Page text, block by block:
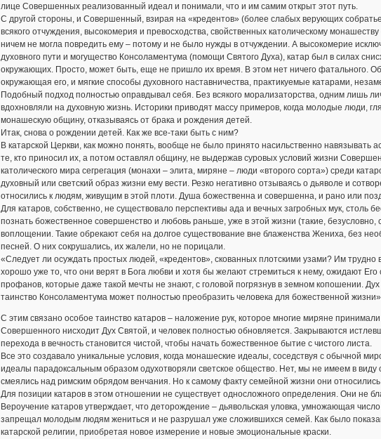
лице Совершенных реализованный идеал и понимали, что и им самим открыт этот путь.
С другой стороны, и Совершенный, взирая на «кредентов» (более слабых верующих
всякого отчуждения, высокомерия и превосходства, свойственных католическому
ничем не могла повредить ему – потому и не было нужды в отчуждении. А высокомерие
духовного пути и могущество Консоламентума (помощи Святого Духа), катар был в силах
окружающих. Просто, может быть, еще не пришло их время. В этом нет ничего фатального.
окружающая его, и мягкие способы духовного наставничества, практикуемые катарами,
Подобный подход полностью оправдывал себя. Без всякого морализаторства, одним
вдохновляли на духовную жизнь. Историки приводят массу примеров, когда молодые люди,
монашескую общину, отказываясь от брака и рождения детей.
Итак, снова о рождении детей. Как же все-таки быть с ним?
В катарской Церкви, как можно понять, вообще не было принято насильственно навязывать
те, кто приносил их, а потом оставлял общину, не выдержав суровых условий жизни
католического мира сегрегация (монахи – элита, миряне – люди «второго сорта») среди
духовный или светский образ жизни ему вести. Резко негативно отзываясь о дьяволе и
относились к людям, живущим в этой плоти. Душа божественна и совершенна, и рано или
Для катаров, собственно, не существовало перспективы ада и вечных загробных мук, столь
познать божественное совершенство и любовь раньше, уже в этой жизни (такие,
воплощении. Такие обрекают себя на долгое существование вне блаженства Жениха, без
песней. О них сокрушались, их жалели, но не порицали.
«Следует ли осуждать простых людей, «кредентов», скованных плотскими узами? Им
хорошо уже то, что они верят в Бога любви и хотя бы желают стремиться к нему, ожидают
профанов, которые даже такой мечты не знают, с головой погрязнув в земном копошении.
таинство Консоламентума может полностью преобразить человека для божественной
С этим связано особое таинство катаров – наложение рук, которое многие миряне
Совершенного нисходит Дух Святой, и человек полностью обновляется. Закрываются
перехода в вечность становится чистой, чтобы начать божественное бытие с чистого листа.
Все это создавало уникальные условия, когда монашеские идеалы, соседствуя с обычной
идеалы парадоксальным образом одухотворяли светское общество. Нет, мы не имеем в виду
смеялись над римским обрядом венчания. Но к самому факту семейной жизни они
Для позиции катаров в этом отношении не существует односложного определения. Они не
Вероучение катаров утверждает, что деторождение – дьявольская уловка, умножающая
запрещал молодым людям жениться и не разрушал уже сложившихся семей. Как было
катарской религии, приобретая новое измерение и новые эмоциональные краски.